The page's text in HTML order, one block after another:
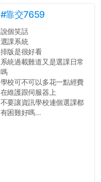
#靠交7659
說個笑話
選課系統
排版是很好看
系統過載難道又是選課日常
嗎
學校可不可以多花一點經費
在維護跟伺服器上
不要讓資訊學校連個選課都
有困難好嗎...